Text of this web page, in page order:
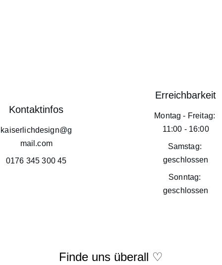
Kontaktinfos
kaiserlichdesign@g
mail.com
0176 345 300 45
Erreichbarkeit
Montag - Freitag:
11:00 - 16:00
Samstag:
geschlossen
Sonntag:
geschlossen
Finde uns überall ♡